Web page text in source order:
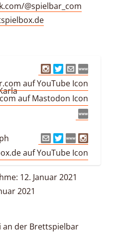
@spielbar_com
12. Januar 2021
2021
an der Brettspielbar